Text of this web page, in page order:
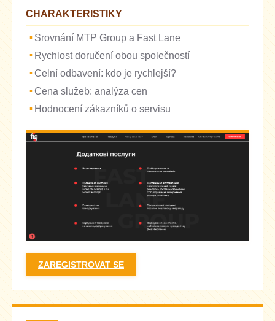
CHARAKTERISTIKY
Srovnání MTP Group a Fast Lane
Rychlost doručení obou společností
Celní odbavení: kdo je rychlejší?
Cena služeb: analýza cen
Hodnocení zákazníků o servisu
ZAREGISTROVAT SE